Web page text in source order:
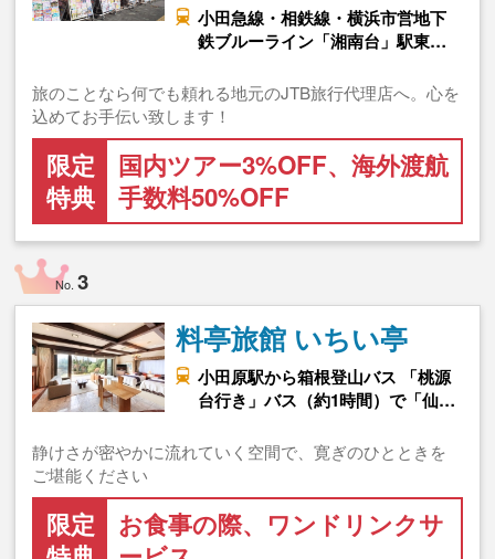
小田急線・相鉄線・横浜市営地下
鉄ブルーライン「湘南台」駅東…
旅のことなら何でも頼れる地元のJTB旅行代理店へ。心を
込めてお手伝い致します！
限定
特典
国内ツアー3%OFF、海外渡航
手数料50%OFF
No.3
料亭旅館 いちい亭
小田原駅から箱根登山バス 「桃源
台行き」バス（約1時間）で「仙…
静けさが密やかに流れていく空間で、寛ぎのひとときを
ご堪能ください
限定
お食事の際、ワンドリンクサ